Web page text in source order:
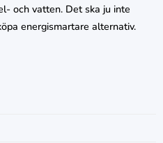
och vatten. Det ska ju inte
energismartare alternativ.